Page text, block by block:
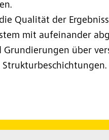
Qualität der
mit aufeinander
Grundierungen über